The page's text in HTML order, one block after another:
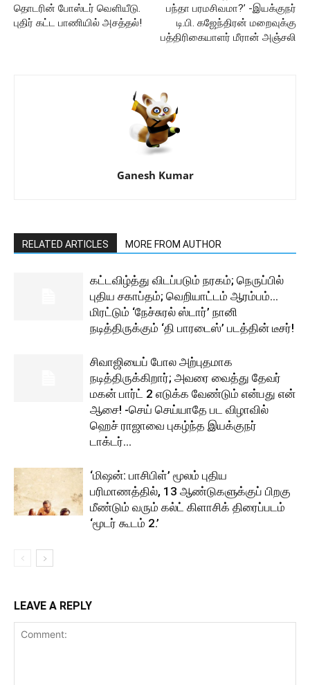
தொடரின் போஸ்டர் வெளியீடு.
புதிர் கட்ட பாணியில் அசத்தல்!
பந்தா பரமசிவமா?’ -இயக்குநர்
டி.பி. கஜேந்திரன் மறைவுக்கு
பத்திரிகையாளர் மீரான் அஞ்சலி
Ganesh Kumar
RELATED ARTICLES MORE FROM AUTHOR
கட்டவிழ்த்து விடப்படும் நரகம்; நெருப்பில்
புதிய சகாப்தம்; வெறியாட்டம் ஆரம்பம்…
மிரட்டும் ‘நேச்சுரல் ஸ்டார்’ நானி
நடித்திருக்கும் ‘தி பாரடைஸ்’ படத்தின் டீசர்!
சிவாஜியைப் போல அற்புதமாக
நடித்திருக்கிறார்; அவரை வைத்து தேவர்
மகன் பார்ட் 2 எடுக்க வேண்டும் என்பது என்
ஆசை! -செய் செய்யாதே பட விழாவில்
ஹெச் ராஜாவை புகழ்ந்த இயக்குநர்
டாக்டர்...
‘மிஷன்: பாசிபிள்’ மூலம் புதிய
பரிமாணத்தில், 13 ஆண்டுகளுக்குப் பிறகு
மீண்டும் வரும் கல்ட் கிளாசிக் திரைப்படம்
‘மூடர் கூடம் 2.’
LEAVE A REPLY